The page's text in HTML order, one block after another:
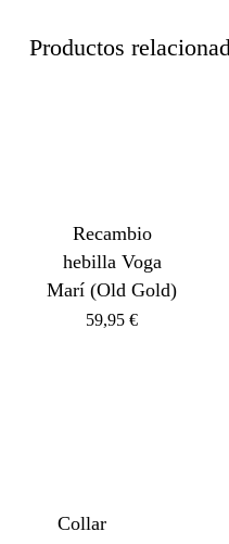
Productos
Recambio
hebilla Voga
Marí (Old Gold)
59,95€
Collar